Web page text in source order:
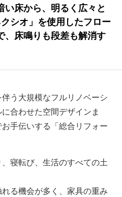
い床から、明るく広々と
シオ」を使用したフロー
、床鳴りも段差も解消す
う大規模なフルリノベーシ
合わせた空間デザインま
手伝いする「総合リフォー
寝転び、生活のすべての土
る機会が多く、家具の重み